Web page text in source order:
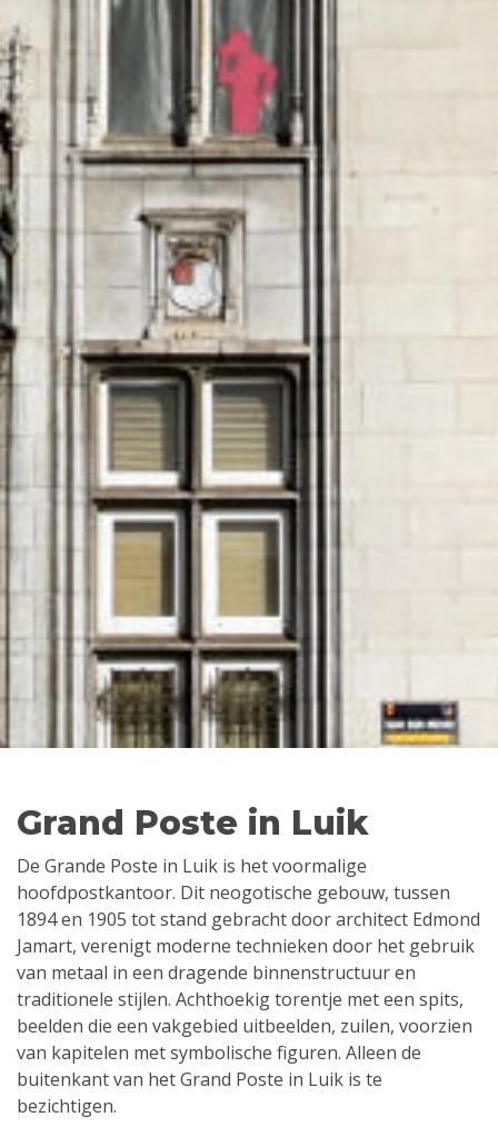
Grand Poste in Luik
De Grande Poste in Luik is het voormalige
hoofdpostkantoor. Dit neogotische gebouw, tussen
1894 en 1905 tot stand gebracht door architect Edmond
Jamart, verenigt moderne technieken door het gebruik
van metaal in een dragende binnenstructuur en
traditionele stijlen. Achthoekig torentje met een spits,
beelden die een vakgebied uitbeelden, zuilen, voorzien
van kapitelen met symbolische figuren. Alleen de
buitenkant van het Grand Poste in Luik is te
bezichtigen.